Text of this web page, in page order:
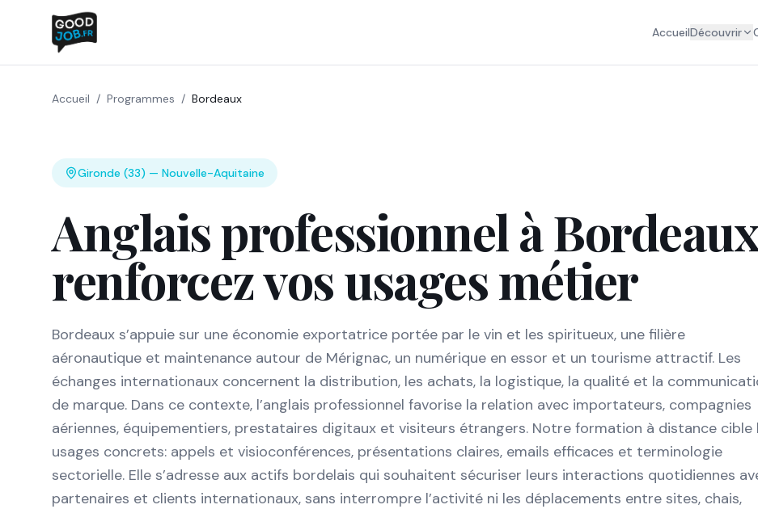
AccueilDécouvrir
Accueil / Programmes / Bordeaux
Gironde (33) — Nouvelle-Aquitaine
Anglais professionnel à
renforcez vos usages métier
Bordeaux s’appuie sur une économie exportatrice portée par le vin et les spiritueux, une filière
aéronautique et maintenance autour de Mérignac, un numérique en essor et un tourisme attractif. Les
échanges internationaux concernent la distribution, les achats, la logistique, la qualité et la
de marque. Dans ce contexte, l’anglais professionnel favorise la relation avec importateurs, compagnies
aériennes, équipementiers, prestataires digitaux et visiteurs étrangers. Notre formation à distance cible
usages concrets: appels et visioconférences, présentations claires, emails efficaces et terminologie
sectorielle. Elle s’adresse aux actifs bordelais qui souhaitent sécuriser leurs interactions quotidiennes
partenaires et clients internationaux, sans interrompre l’activité ni les déplacements entre sites, chais,